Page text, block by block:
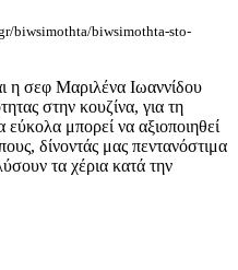
biwsimothta/biwsimothta-sto-
σεφ Μαριλένα Ιωαννίδου
στην κουζίνα, για τη
εύκολα μπορεί να αξιοποιηθεί
δίνοντάς μας πεντανόστιμα
τα χέρια κατά την